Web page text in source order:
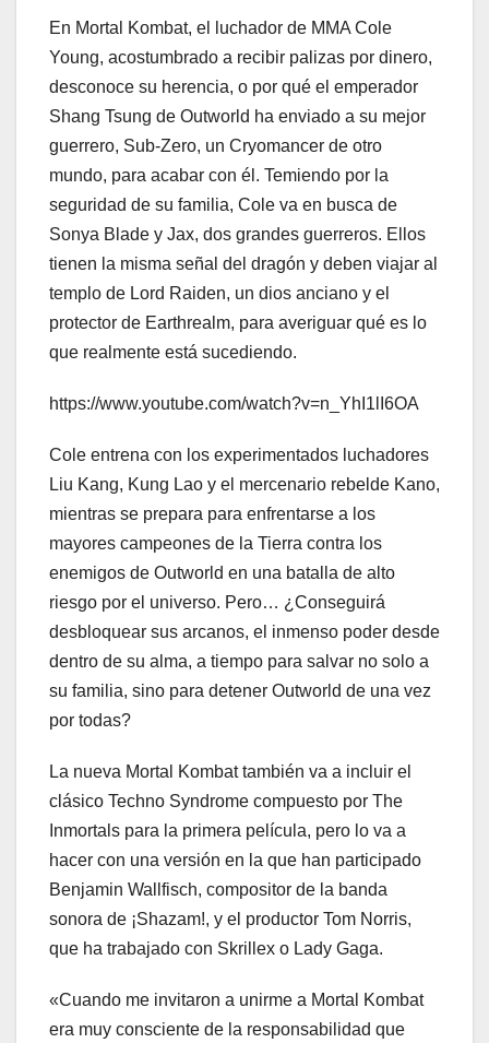
En Mortal Kombat, el luchador de MMA Cole
Young, acostumbrado a recibir palizas por dinero,
desconoce su herencia, o por qué el emperador
Shang Tsung de Outworld ha enviado a su mejor
guerrero, Sub-Zero, un Cryomancer de otro
mundo, para acabar con él. Temiendo por la
seguridad de su familia, Cole va en busca de
Sonya Blade y Jax, dos grandes guerreros. Ellos
tienen la misma señal del dragón y deben viajar al
templo de Lord Raiden, un dios anciano y el
protector de Earthrealm, para averiguar qué es lo
que realmente está sucediendo.
https://www.youtube.com/watch?v=n_YhI1lI6OA
Cole entrena con los experimentados luchadores
Liu Kang, Kung Lao y el mercenario rebelde Kano,
mientras se prepara para enfrentarse a los
mayores campeones de la Tierra contra los
enemigos de Outworld en una batalla de alto
riesgo por el universo. Pero… ¿Conseguirá
desbloquear sus arcanos, el inmenso poder desde
dentro de su alma, a tiempo para salvar no solo a
su familia, sino para detener Outworld de una vez
por todas?
La nueva Mortal Kombat también va a incluir el
clásico Techno Syndrome compuesto por The
Inmortals para la primera película, pero lo va a
hacer con una versión en la que han participado
Benjamin Wallfisch, compositor de la banda
sonora de ¡Shazam!, y el productor Tom Norris,
que ha trabajado con Skrillex o Lady Gaga.
«Cuando me invitaron a unirme a Mortal Kombat
era muy consciente de la responsabilidad que